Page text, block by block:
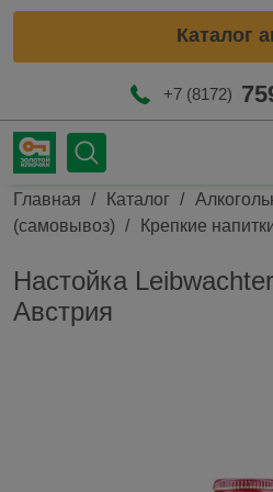
Каталог
+7 (8172)
Строка навигации
Главная Каталог
(самовывоз)
Крепкие
Настойка
Австрия